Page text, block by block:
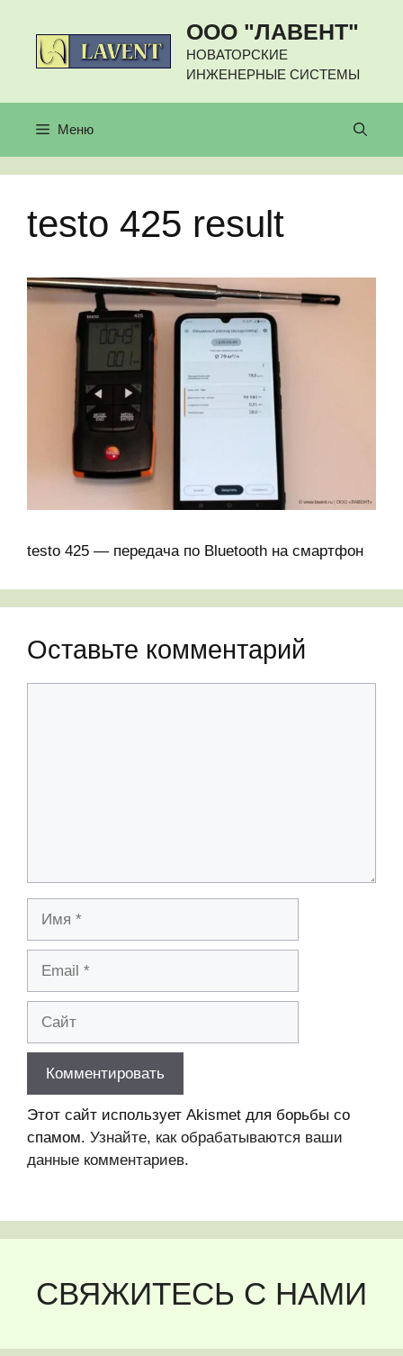
содержимому
ООО "ЛАВЕНТ"
НОВАТОРСКИЕ
ИНЖЕНЕРНЫЕ СИСТЕМЫ
Меню
testo 425 result
testo 425 — передача по Bluetooth на смартфон
Оставьте комментарий
Этот сайт использует Akismet для борьбы со
спамом. Узнайте, как обрабатываются ваши
данные комментариев.
СВЯЖИТЕСЬ С НАМИ